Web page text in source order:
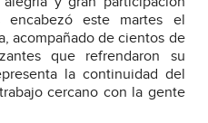
encabezó este martes el
acompañado de cientos de
que refrendaron su
la continuidad del
cercano con la gente